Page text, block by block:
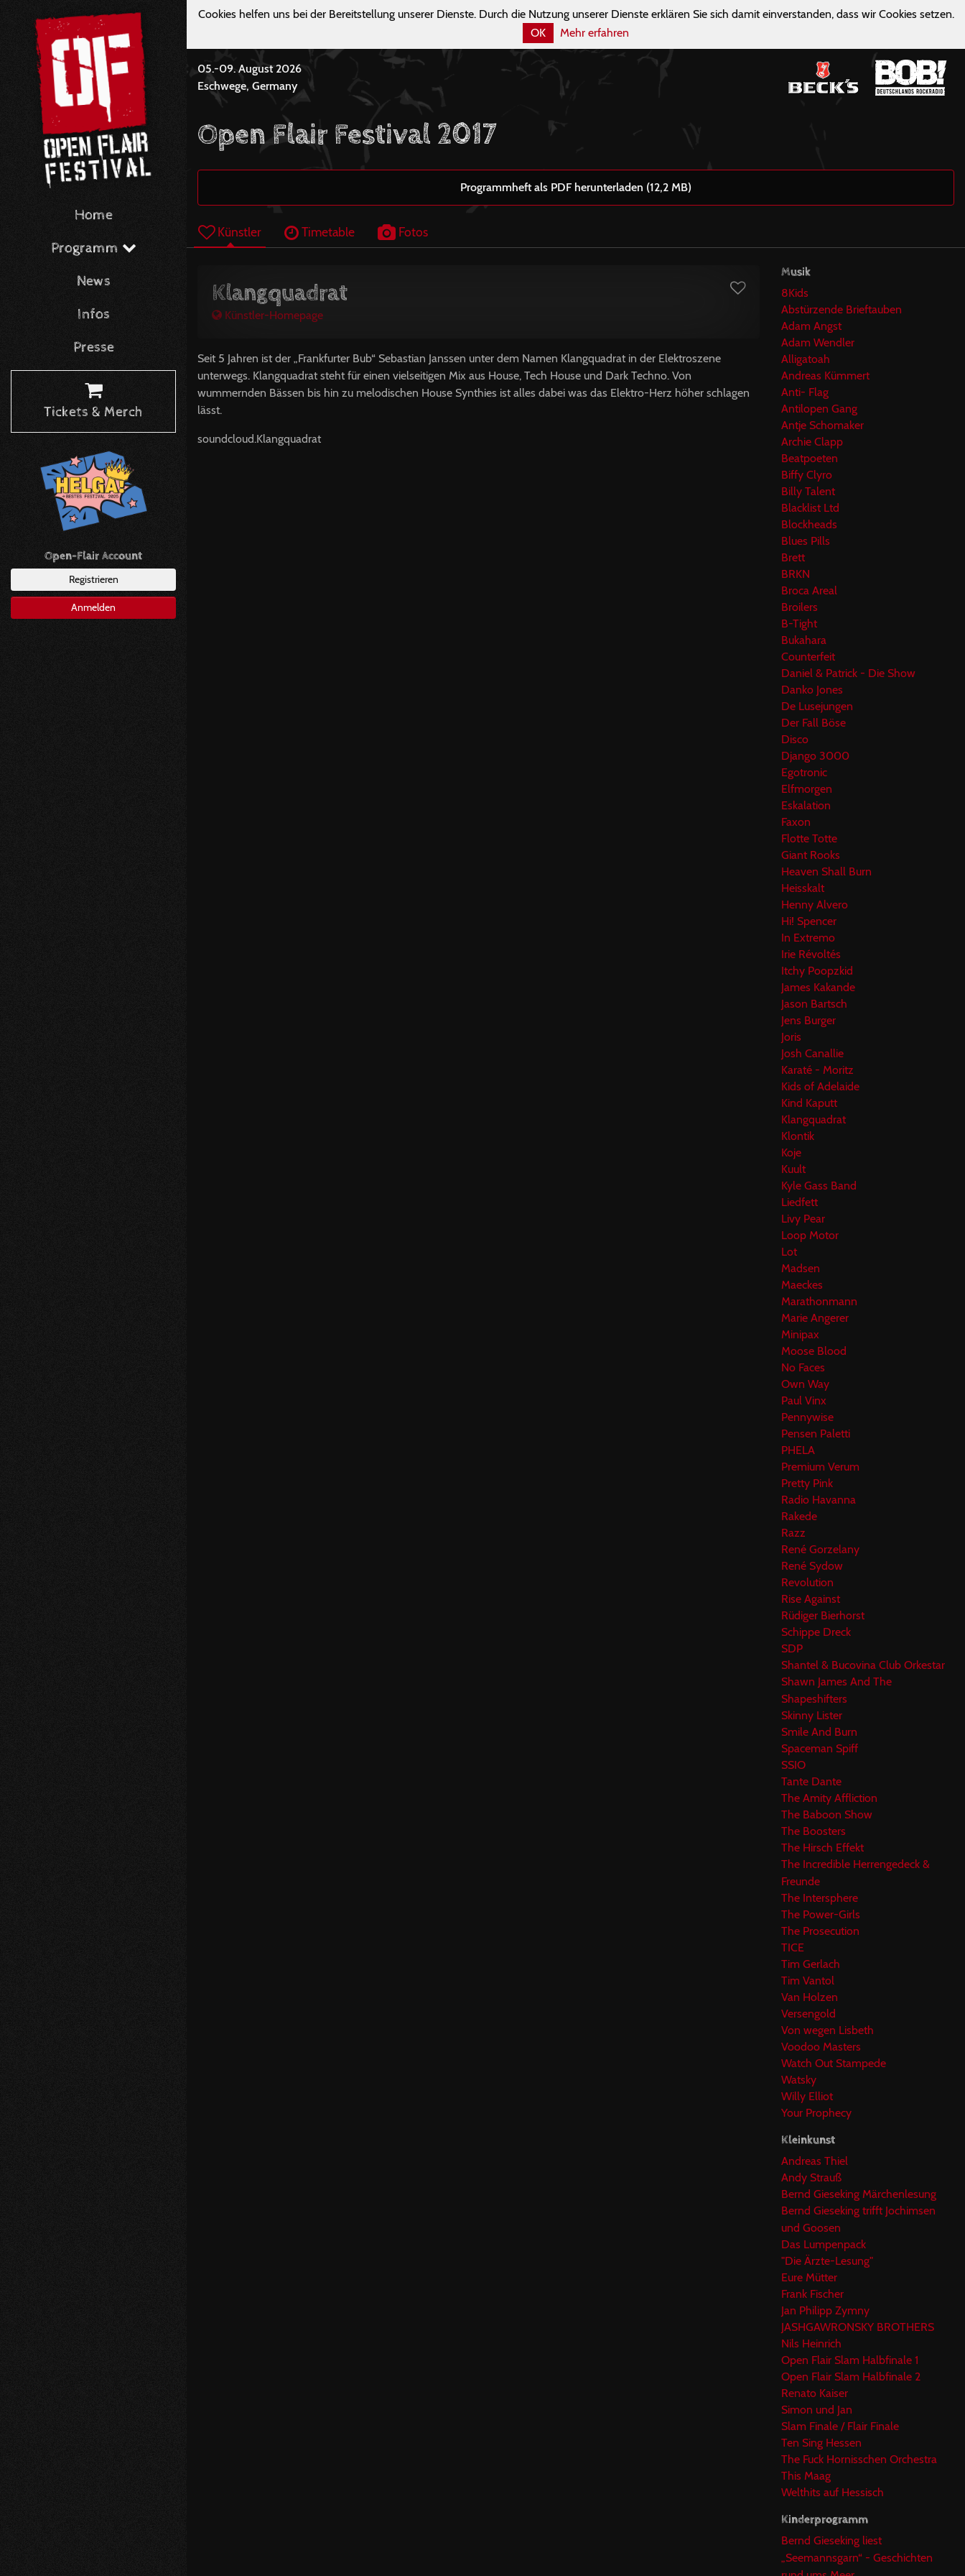
Home
Programm
News
Infos
Presse
Tickets & Merch
Open-Flair Account
Registrieren
Anmelden
Cookies helfen uns bei der Bereitstellung unserer Dienste. Durch die Nutzung unserer Dienste erklären Sie sich damit einverstanden, dass wir Cookies setzen.
OK
Mehr erfahren
05.-09. August 2026
Eschwege, Germany
Open Flair Festival 2017
Programmheft als PDF herunterladen (12,2 MB)
Künstler Timetable Fotos
Klangquadrat
Künstler-Homepage
Seit 5 Jahren ist der „Frankfurter Bub“ Sebastian Janssen unter dem Namen Klangquadrat in der Elektroszene
unterwegs. Klangquadrat steht für einen vielseitigen Mix aus House, Tech House und Dark Techno. Von
wummernden Bässen bis hin zu melodischen House Synthies ist alles dabei was das Elektro-Herz höher schlagen
lässt.
soundcloud.Klangquadrat
Musik
8Kids
Abstürzende Brieftauben
Adam Angst
Adam Wendler
Alligatoah
Andreas Kümmert
Anti- Flag
Antilopen Gang
Antje Schomaker
Archie Clapp
Beatpoeten
Biffy Clyro
Billy Talent
Blacklist Ltd
Blockheads
Blues Pills
Brett
BRKN
Broca Areal
Broilers
B-Tight
Bukahara
Counterfeit
Daniel & Patrick - Die Show
Danko Jones
De Lusejungen
Der Fall Böse
Disco
Django 3000
Egotronic
Elfmorgen
Eskalation
Faxon
Flotte Totte
Giant Rooks
Heaven Shall Burn
Heisskalt
Henny Alvero
Hi! Spencer
In Extremo
Irie Révoltés
Itchy Poopzkid
James Kakande
Jason Bartsch
Jens Burger
Joris
Josh Canallie
Karaté - Moritz
Kids of Adelaide
Kind Kaputt
Klangquadrat
Klontik
Koje
Kuult
Kyle Gass Band
Liedfett
Livy Pear
Loop Motor
Lot
Madsen
Maeckes
Marathonmann
Marie Angerer
Minipax
Moose Blood
No Faces
Own Way
Paul Vinx
Pennywise
Pensen Paletti
PHELA
Premium Verum
Pretty Pink
Radio Havanna
Rakede
Razz
René Gorzelany
René Sydow
Revolution
Rise Against
Rüdiger Bierhorst
Schippe Dreck
SDP
Shantel & Bucovina Club Orkestar
Shawn James And The
Shapeshifters
Skinny Lister
Smile And Burn
Spaceman Spiff
SSIO
Tante Dante
The Amity Affliction
The Baboon Show
The Boosters
The Hirsch Effekt
The Incredible Herrengedeck &
Freunde
The Intersphere
The Power-Girls
The Prosecution
TICE
Tim Gerlach
Tim Vantol
Van Holzen
Versengold
Von wegen Lisbeth
Voodoo Masters
Watch Out Stampede
Watsky
Willy Elliot
Your Prophecy
Kleinkunst
Andreas Thiel
Andy Strauß
Bernd Gieseking Märchenlesung
Bernd Gieseking trifft Jochimsen
und Goosen
Das Lumpenpack
"Die Ärzte-Lesung"
Eure Mütter
Frank Fischer
Jan Philipp Zymny
JASHGAWRONSKY BROTHERS
Nils Heinrich
Open Flair Slam Halbfinale 1
Open Flair Slam Halbfinale 2
Renato Kaiser
Simon und Jan
Slam Finale / Flair Finale
Ten Sing Hessen
The Fuck Hornisschen Orchestra
This Maag
Welthits auf Hessisch
Kinderprogramm
Bernd Gieseking liest
„Seemannsgarn“ - Geschichten